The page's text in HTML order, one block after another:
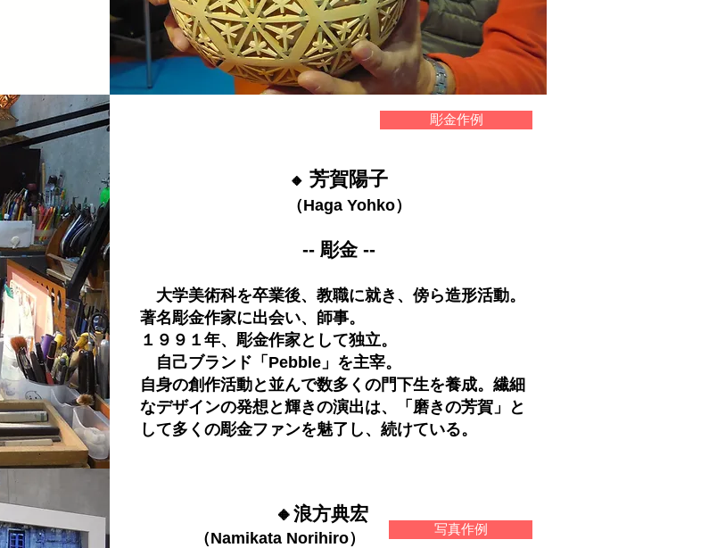
彫金作例
🔸 芳賀陽子
（Haga Yohko）
-- 彫金 --
大学美術科を卒業後、教職に就き、傍ら造形活動。
著名彫金作家に出会い、師事。
１９９１年、彫金作家として独立。
自己ブランド「Pebble」を主宰。
自身の創作活動と並んで数多くの門下生を養成。繊細
なデザインの発想と輝きの演出は、「磨きの芳賀」と
して多くの彫金ファンを魅了し、続けている。
🔸浪方典宏
（Namikata Norihiro） 写真作例